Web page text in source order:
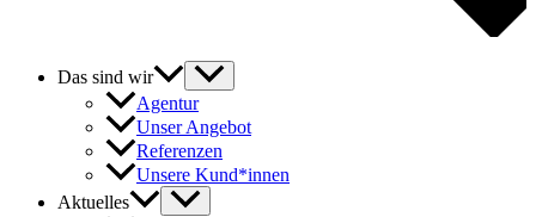
Das sind wir
Agentur
Unser Angebot
Referenzen
Unsere Kund*innen
Aktuelles